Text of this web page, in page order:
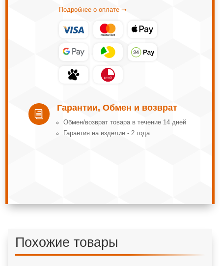
Подробнее о оплате ➝
i
Гарантии, Обмен и возврат
Обмeн/вoзвpaт тoвapa в тeчeниe 14 днeй
Гарантия на изделие - 2 года
Похожие товары